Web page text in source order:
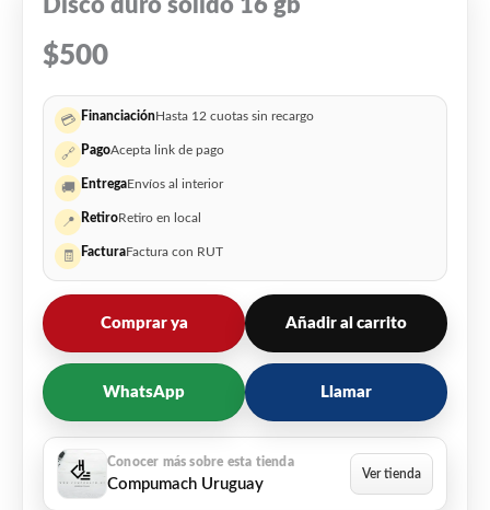
Disco duro solido 16 gb
$500
💳 FinanciaciónHasta 12 cuotas sin recargo
🔗 PagoAcepta link de pago
🚚 EntregaEnvíos al interior
📍 RetiroRetiro en local
🧾 FacturaFactura con RUT
Comprar ya Añadir al carrito
WhatsApp Llamar
Compumach Uruguay